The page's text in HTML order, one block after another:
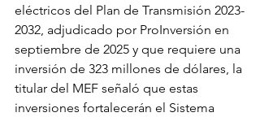
eléctricos del Plan de Transmisión 2023-
2032, adjudicado por ProInversión en
septiembre de 2025 y que requiere una
inversión de 323 millones de dólares, la
titular del MEF señaló que estas
inversiones fortalecerán el Sistema